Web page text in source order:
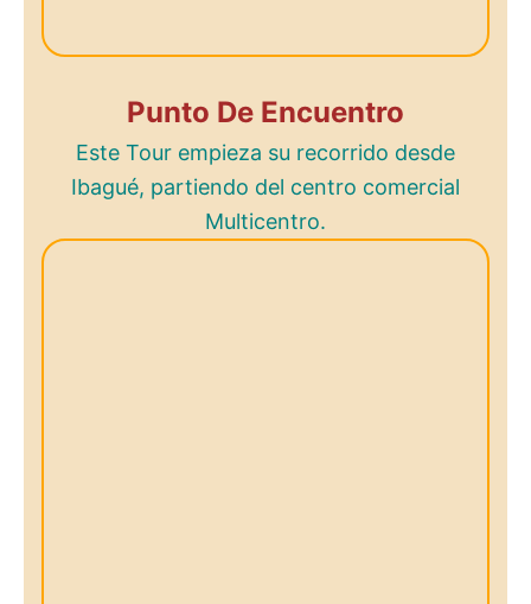
Punto De Encuentro
Este Tour empieza su recorrido desde
Ibagué, partiendo del centro comercial
Multicentro.